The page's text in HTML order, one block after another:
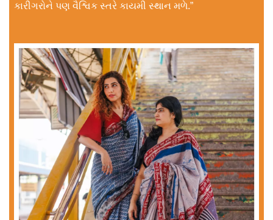
કારીગરોને પણ વૈશ્વિક સ્તરે કાયમી સ્થાન મળે.”